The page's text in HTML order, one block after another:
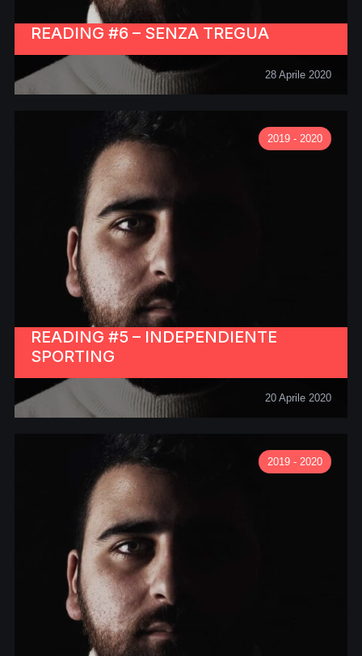
READING #6 – SENZA TREGUA
28 Aprile 2020
2019 - 2020
READING #5 – INDEPENDIENTE
SPORTING
20 Aprile 2020
2019 - 2020